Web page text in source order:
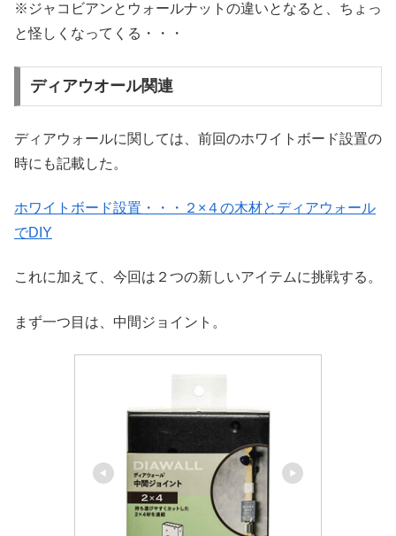
※ジャコビアンとウォールナットの違いとなると、ちょっ
と怪しくなってくる・・・
ディアウオール関連
ディアウォールに関しては、前回のホワイトボード設置の
時にも記載した。
ホワイトボード設置・・・２×４の木材とディアウォール
でDIY
これに加えて、今回は２つの新しいアイテムに挑戦する。
まず一つ目は、中間ジョイント。